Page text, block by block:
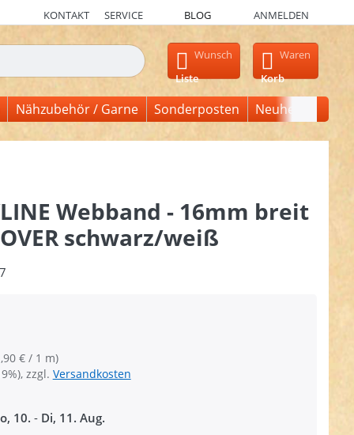
KONTAKT SERVICE BLOG ANMELDEN
erscheinen automatisch erste Ergebnisse. Drücken Sie die
Wunsch
Liste
Waren
Korb
Nähzubehör / Garne Sonderposten Neuheiten
Webband - 16mm breit
schwarz/weiß
€ / 1 m)
zzgl. Versandkosten
10. - Di, 11. Aug.